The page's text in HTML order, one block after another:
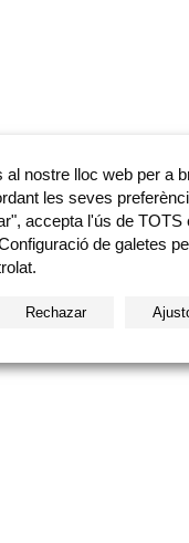
al nostre lloc web per a
les seves
accepta l'ús de
de galetes
Rechazar